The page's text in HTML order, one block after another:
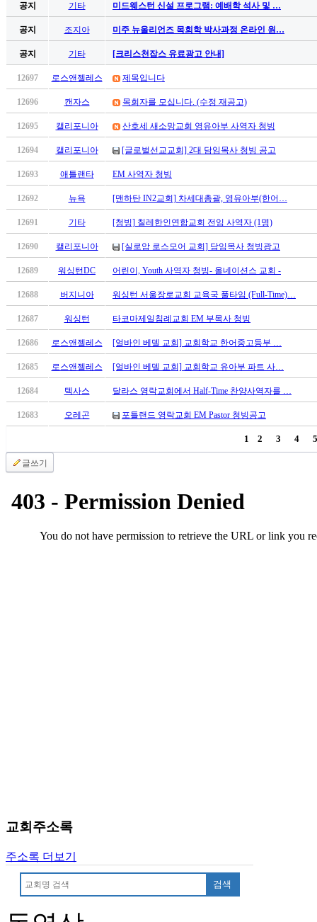
밍
넷
minky
합
체
안
브
국
주
야
우
비
아
탑-
릴
지
입
발
부
트
료
플
공지 기타 미드웨스턴 신설 프로그램: 예배학 석사 및 …
공지 조지아 미주 뉴올리언즈 목회학 박사과정 온라인 원…
공지 기타 [크리스천잡스 유료광고 안내]
12697 로스앤젤레스 제목입니다
12696 캔자스 목회자를 모십니다. (수정 재공고)
12695 캘리포니아 산호세 새소망교회 영유아부 사역자 청빙
12694 캘리포니아 [글로벌선교교회] 2대 담임목사 청빙 공고
12693 애틀랜타 EM 사역자 청빙
12692 뉴욕 [맨하탄 IN2교회] 차세대총괄, 영유아부(한어…
12691 기타 [청빙] 칠레한인연합교회 전임 사역자 (1명)
12690 캘리포니아 [실로암 로스모어 교회] 담임목사 청빙광고
12689 워싱턴DC 어린이, Youth 사역자 청빙- 올네이션스 교회 -
12688 버지니아 워싱턴 서울장로교회 교육국 풀타임 (Full-Time)…
12687 워싱턴 타코마제일침례교회 EM 부목사 청빙
12686 로스앤젤레스 [얼바인 베델 교회] 교회학교 한어중고등부 …
12685 로스앤젤레스 [얼바인 베델 교회] 교회학교 유아부 파트 사…
12684 텍사스 달라스 영락교회에서 Half-Time 찬양사역자를 …
12683 오레곤 포틀랜드 영락교회 EM Pastor 청빙공고
1 2 3 4 5
글쓰기
교회주소록
주소록 더보기
검색